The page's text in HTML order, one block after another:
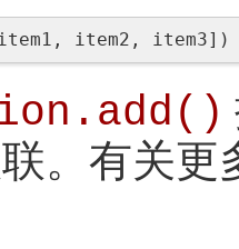
, item2 , item3])
。有关更